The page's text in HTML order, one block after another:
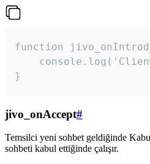
function
}
jivo_onAccept#
Temsilci yeni sohbet geldiğinde
sohbeti kabul ettiğinde çalışır.